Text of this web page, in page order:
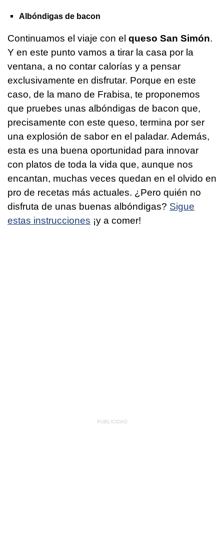
Albóndigas de bacon
Continuamos el viaje con el queso San Simón.
Y en este punto vamos a tirar la casa por la
ventana, a no contar calorías y a pensar
exclusivamente en disfrutar. Porque en este
caso, de la mano de Frabisa, te proponemos
que pruebes unas albóndigas de bacon que,
precisamente con este queso, termina por ser
una explosión de sabor en el paladar. Además,
esta es una buena oportunidad para innovar
con platos de toda la vida que, aunque nos
encantan, muchas veces quedan en el olvido en
pro de recetas más actuales. ¿Pero quién no
disfruta de unas buenas albóndigas? Sigue
estas instrucciones ¡y a comer!